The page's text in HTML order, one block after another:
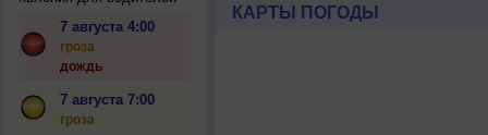
7 августа 4:00
гроза
дождь
7 августа 7:00
гроза
КАРТЫ ПОГОДЫ